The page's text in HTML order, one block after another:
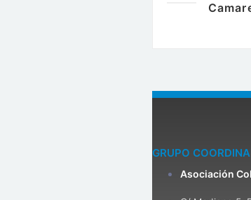
GRUPO
Asociación